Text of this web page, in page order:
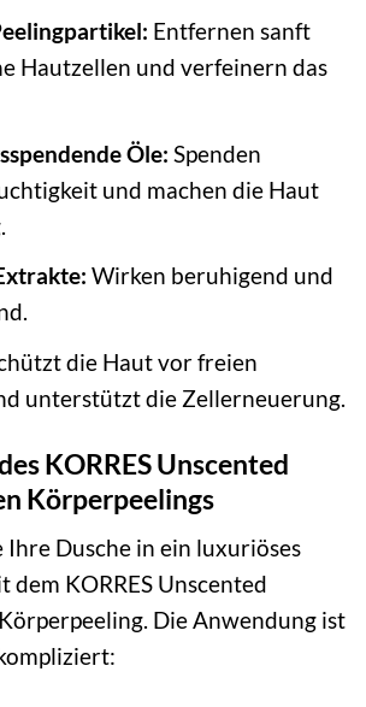
Entfernen sanft
Hautzellen und verfeinern das
Öle: Spenden
und machen die Haut
Wirken beruhigend und
die Haut vor freien
unterstützt die Zellerneuerung.
KORRES Unscented
Körperpeelings
Ihre Dusche in ein luxuriöses
dem KORRES Unscented
Die Anwendung ist